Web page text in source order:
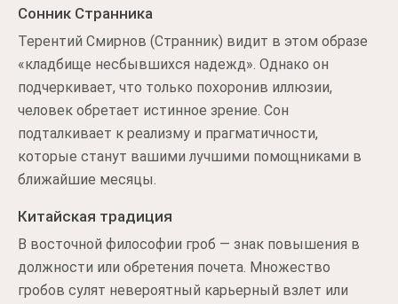
Сонник Странника
Терентий Смирнов (Странник) видит в этом образе
«кладбище несбывшихся надежд». Однако он
подчеркивает, что только похоронив иллюзии,
человек обретает истинное зрение. Сон
подталкивает к реализму и прагматичности,
которые станут вашими лучшими помощниками в
ближайшие месяцы.
Китайская традиция
В восточной философии гроб — знак повышения в
должности или обретения почета. Множество
гробов сулят невероятный карьерный взлет или